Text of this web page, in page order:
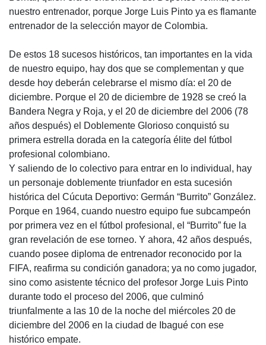
nuestro entrenador, porque Jorge Luis Pinto ya es flamante
entrenador de la selección mayor de Colombia.
De estos 18 sucesos históricos, tan importantes en la vida
de nuestro equipo, hay dos que se complementan y que
desde hoy deberán celebrarse el mismo día: el 20 de
diciembre. Porque el 20 de diciembre de 1928 se creó la
Bandera Negra y Roja, y el 20 de diciembre del 2006 (78
años después) el Doblemente Glorioso conquistó su
primera estrella dorada en la categoría élite del fútbol
profesional colombiano.
Y saliendo de lo colectivo para entrar en lo individual, hay
un personaje doblemente triunfador en esta sucesión
histórica del Cúcuta Deportivo: Germán “Burrito” González.
Porque en 1964, cuando nuestro equipo fue subcampeón
por primera vez en el fútbol profesional, el “Burrito” fue la
gran revelación de ese torneo. Y ahora, 42 años después,
cuando posee diploma de entrenador reconocido por la
FIFA, reafirma su condición ganadora; ya no como jugador,
sino como asistente técnico del profesor Jorge Luis Pinto
durante todo el proceso del 2006, que culminó
triunfalmente a las 10 de la noche del miércoles 20 de
diciembre del 2006 en la ciudad de Ibagué con ese
histórico empate.